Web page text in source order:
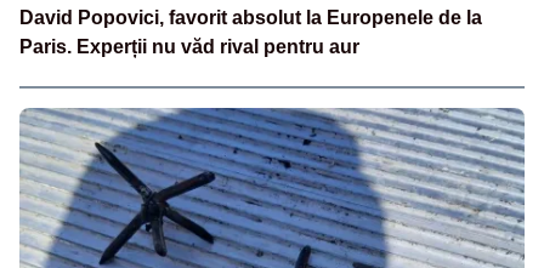
David Popovici, favorit absolut la Europenele de la
Paris. Experții nu văd rival pentru aur